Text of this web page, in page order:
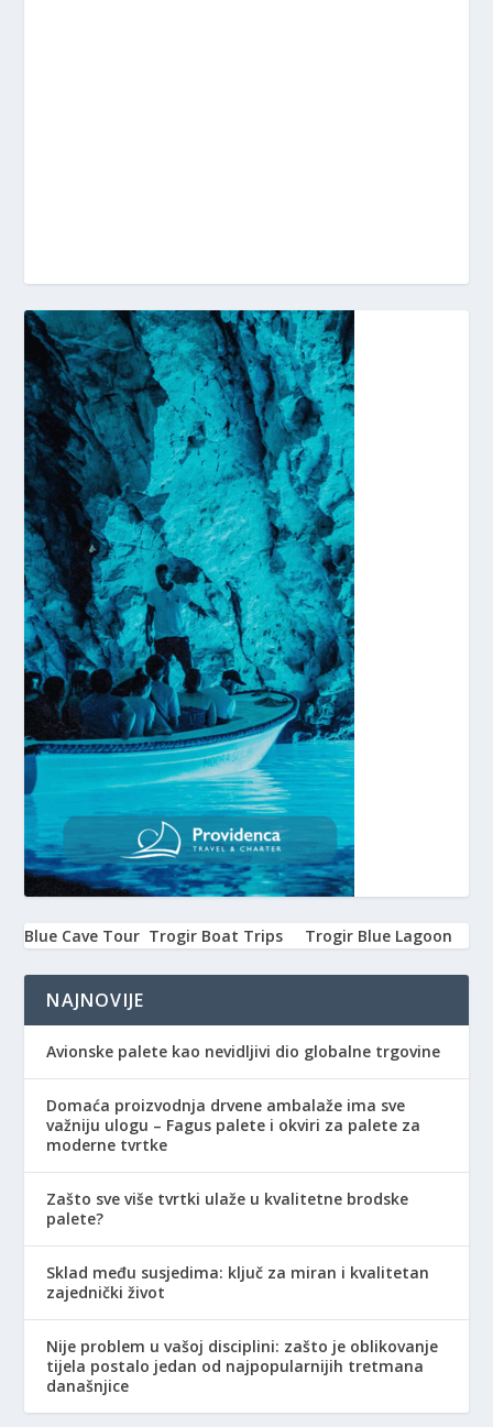
Blue Cave Tour Trogir Boat Trips Trogir Blue Lagoon
NAJNOVIJE
Avionske palete kao nevidljivi dio globalne trgovine
Domaća proizvodnja drvene ambalaže ima sve
važniju ulogu – Fagus palete i okviri za palete za
moderne tvrtke
Zašto sve više tvrtki ulaže u kvalitetne brodske
palete?
Sklad među susjedima: ključ za miran i kvalitetan
zajednički život
Nije problem u vašoj disciplini: zašto je oblikovanje
tijela postalo jedan od najpopularnijih tretmana
današnjice